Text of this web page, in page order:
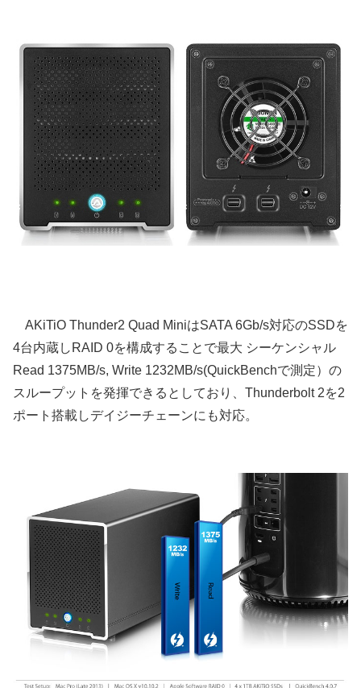
AKiTiO Thunder2 Quad MiniはSATA 6Gb/s対応のSSDを
4台内蔵しRAID 0を構成することで最大 シーケンシャル
Read 1375MB/s, Write 1232MB/s(QuickBenchで測定）の
スループットを発揮できるとしており、Thunderbolt 2を2
ポート搭載しデイジーチェーンにも対応。